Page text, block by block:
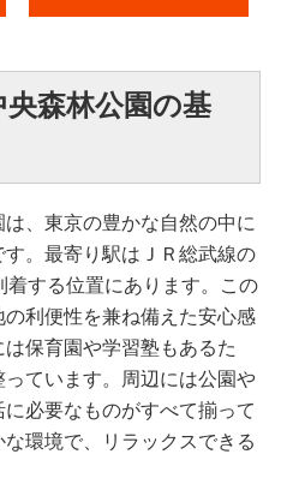
森林公園の基
、東京の豊かな自然の中に
。最寄り駅はＪＲ総武線の
着する位置にあります。この
利便性を兼ね備えた安心感
保育園や学習塾もあるた
ています。周辺には公園や
必要なものがすべて揃って
環境で、リラックスできる